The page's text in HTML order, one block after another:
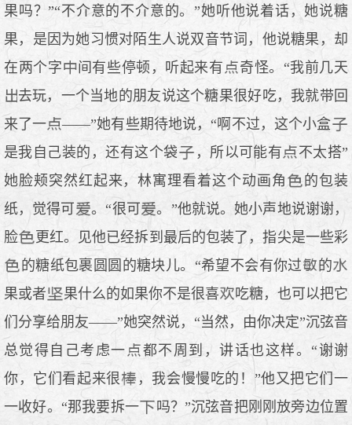
果吗？”“不介意的不介意的。”她听他说着话，她说糖
果，是因为她习惯对陌生人说双音节词，他说糖果，却
在两个字
间有些停顿，听起来有
奇怪。“我前几天
去玩，一个当地的朋友说这个糖果很好吃，我就带回
来了一
——”她有些期待地说，“啊不过，这个小盒
是我自己装的，还有这个袋
，所以可能有
不太搭”
她脸颊突然红起来，林寓理看着这个动画角
的包装
纸，觉得可
。“很可
。”他就说。她小声地说谢谢，
脸
更红。见他已经拆到最后的包装了，指尖是一些彩
的糖纸包裹圆圆的糖块儿。“希望不会有你过
的
果或者
果什么的如果你不是很喜
吃糖，也可以把它
们分享给朋友——”她突然说，“当然，由你决定”沉弦音
总觉得自己考虑一
都不周到，讲话也这样。“谢谢
你，它们看起来很
，我会慢慢吃的！”他又把它们一
一收好。“那我要拆一
吗？”沉弦音把刚刚放旁边位置